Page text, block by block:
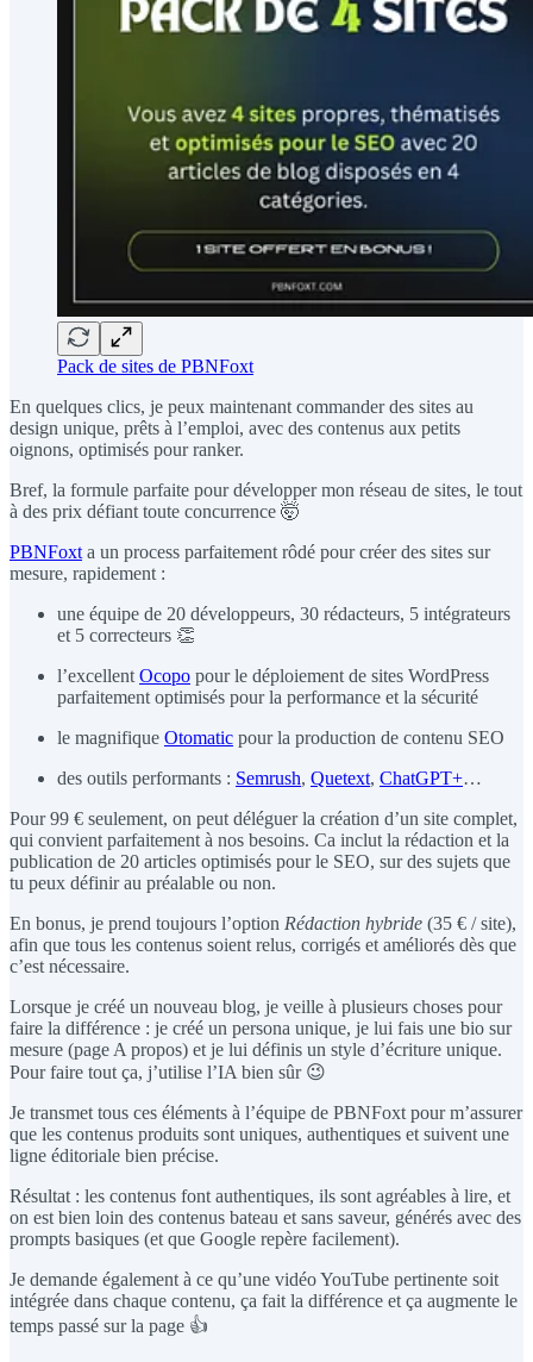
Pack de sites de PBNFoxt
En quelques clics, je peux maintenant commander des sites au
design unique, prêts à l’emploi, avec des contenus aux petits
oignons, optimisés pour ranker.
Bref, la formule parfaite pour développer mon réseau de sites, le tout
à des prix défiant toute concurrence 🤯
PBNFoxt a un process parfaitement rôdé pour créer des sites sur
mesure, rapidement :
une équipe de 20 développeurs, 30 rédacteurs, 5 intégrateurs
et 5 correcteurs 👏
l’excellent Ocopo pour le déploiement de sites WordPress
parfaitement optimisés pour la performance et la sécurité
le magnifique Otomatic pour la production de contenu SEO
des outils performants : Semrush, Quetext, ChatGPT+…
Pour 99 € seulement, on peut déléguer la création d’un site complet,
qui convient parfaitement à nos besoins. Ca inclut la rédaction et la
publication de 20 articles optimisés pour le SEO, sur des sujets que
tu peux définir au préalable ou non.
En bonus, je prend toujours l’option Rédaction hybride (35 € / site),
afin que tous les contenus soient relus, corrigés et améliorés dès que
c’est nécessaire.
Lorsque je créé un nouveau blog, je veille à plusieurs choses pour
faire la différence : je créé un persona unique, je lui fais une bio sur
mesure (page A propos) et je lui définis un style d’écriture unique.
Pour faire tout ça, j’utilise l’IA bien sûr 😉
Je transmet tous ces éléments à l’équipe de PBNFoxt pour m’assurer
que les contenus produits sont uniques, authentiques et suivent une
ligne éditoriale bien précise.
Résultat : les contenus font authentiques, ils sont agréables à lire, et
on est bien loin des contenus bateau et sans saveur, générés avec des
prompts basiques (et que Google repère facilement).
Je demande également à ce qu’une vidéo YouTube pertinente soit
intégrée dans chaque contenu, ça fait la différence et ça augmente le
temps passé sur la page 👍